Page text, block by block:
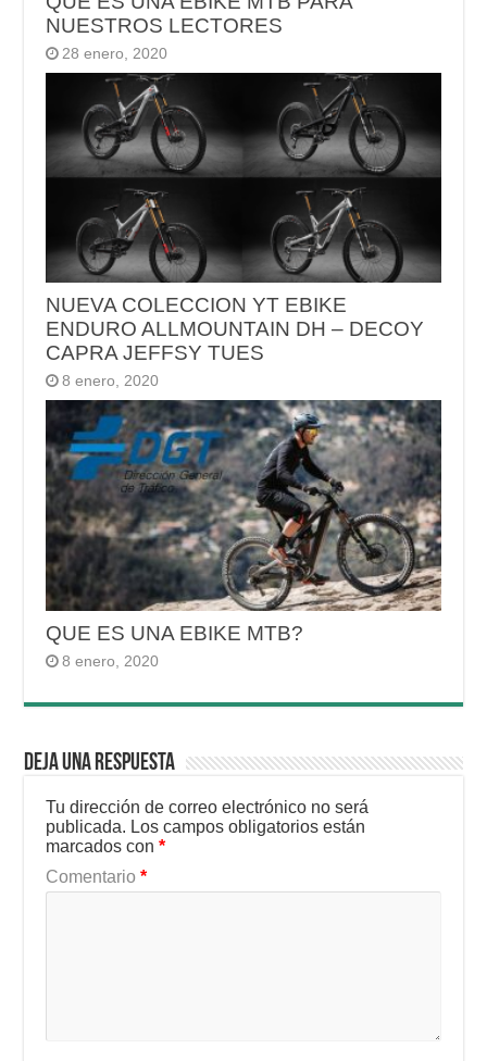
NUESTROS LECTORES
28 enero, 2020
NUEVA COLECCION YT EBIKE
ENDURO ALLMOUNTAIN DH – DECOY
CAPRA JEFFSY TUES
8 enero, 2020
QUE ES UNA EBIKE MTB?
8 enero, 2020
Deja una respuesta
Tu dirección de correo electrónico no será
publicada. Los campos obligatorios están
marcados con*
Comentario*